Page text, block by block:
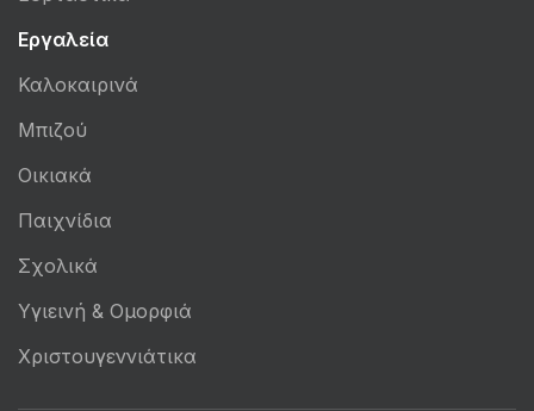
Εργαλεία
Καλοκαιρινά
Μπιζού
Οικιακά
Παιχνίδια
Σχολικά
Υγιεινή & Ομορφιά
Χριστουγεννιάτικα